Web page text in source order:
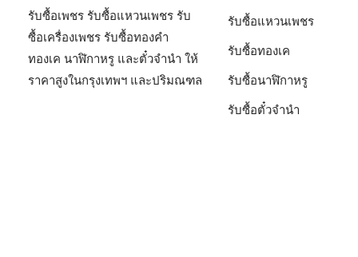
รับซื้อเพชร รับซื้อแหวนเพชร รับ
ซื้อเครื่องเพชร รับซื้อทองคำ
ทองเค นาฬิกาหรู และตั๋วจำนำ ให้
ราคาสูงในกรุงเทพฯ และปริมณฑล
รับซื้อแหวนเพชร
รับซื้อทองเค
รับซื้อนาฬิกาหรู
รับซื้อตั๋วจำนำ